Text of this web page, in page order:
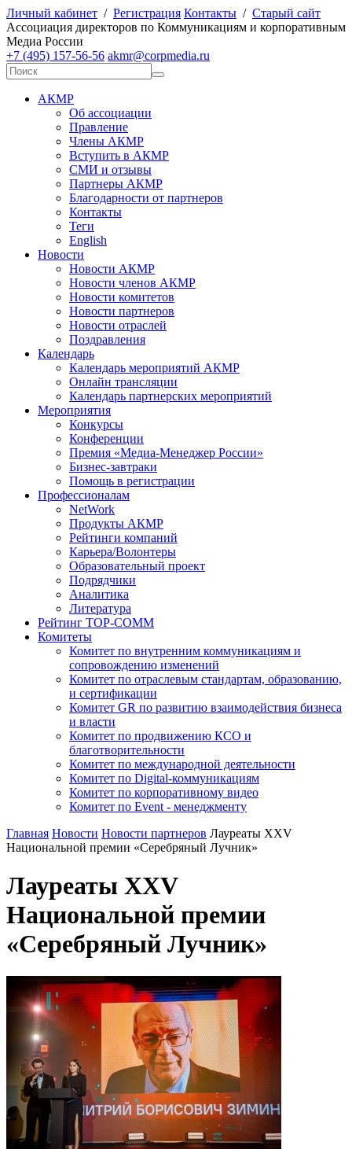
Личный кабинет / Регистрация Контакты / Старый сайт
Ассоциация директоров по Коммуникациям и корпоративным
Медиа России
+7 (495) 157-56-56 akmr@corpmedia.ru
АКМР
Об ассоциации
Правление
Члены АКМР
Вступить в АКМР
СМИ и отзывы
Партнеры АКМР
Благодарности от партнеров
Контакты
Теги
English
Новости
Новости АКМР
Новости членов АКМР
Новости комитетов
Новости партнеров
Новости отраслей
Поздравления
Календарь
Календарь мероприятий АКМР
Онлайн трансляции
Календарь партнерских мероприятий
Мероприятия
Конкурсы
Конференции
Премия «Медиа-Менеджер России»
Бизнес-завтраки
Помощь в регистрации
Профессионалам
NetWork
Продукты АКМР
Рейтинги компаний
Карьера/Волонтеры
Образовательный проект
Подрядчики
Аналитика
Литература
Рейтинг TOP-COMM
Комитеты
Комитет по внутренним коммуникациям и
сопровождению изменений
Комитет по отраслевым стандартам, образованию,
и сертификации
Комитет GR по развитию взаимодействия бизнеса
и власти
Комитет по продвижению КСО и
благотворительности
Комитет по международной деятельности
Комитет по Digital-коммуникациям
Комитет по корпоративному видео
Комитет по Event - менеджменту
Главная Новости Новости партнеров Лауреаты XXV
Национальной премии «Серебряный Лучник»
Лауреаты XXV
Национальной премии
«Серебряный Лучник»